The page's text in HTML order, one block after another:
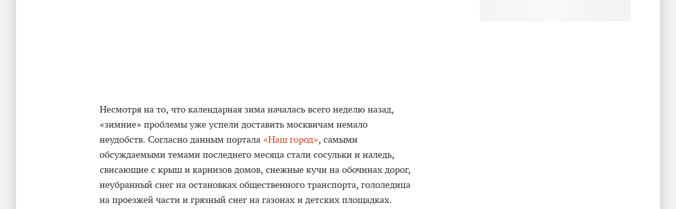
Несмотря на то, что календарная зима началась всего неделю назад,
«зимние» проблемы уже успели доставить москвичам немало
неудобств. Согласно данным портала «Наш город», самыми
обсуждаемыми темами последнего месяца стали сосульки и наледь,
свисающие с крыш и карнизов домов, снежные кучи на обочинах дорог,
неубранный снег на остановках общественного транспорта, гололедица
на проезжей части и грязный снег на газонах и детских площадках.